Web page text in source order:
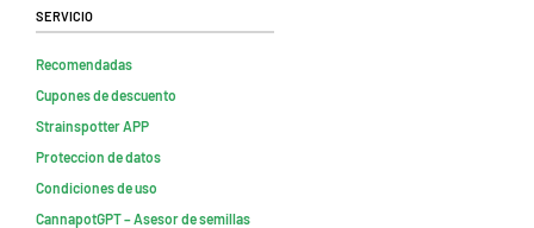
Servicio
Recomendadas
Cupones de descuento
Strainspotter APP
Proteccion de datos
Condiciones de uso
CannapotGPT – Asesor de semillas